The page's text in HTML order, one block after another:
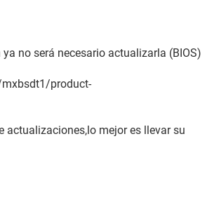
no será necesario actualizarla (BIOS)
product-
mejor es llevar su